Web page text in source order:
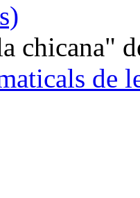
chicana"
de